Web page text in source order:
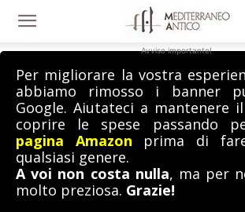
Avviso importante!
Per migliorare la vostra
abbiamo rimosso i banner
Google. Aiutateci a mantenere
coprire le spese passando
pagina Amazon prima di
qualsiasi genere.
A voi non costa nulla, ma per
molto preziosa. Grazie!